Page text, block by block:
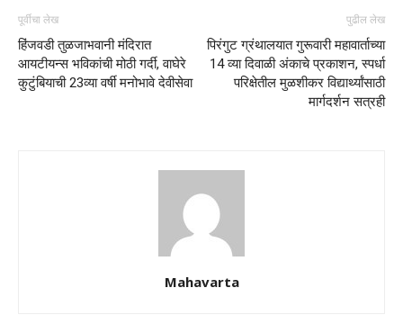
पूर्वीचा लेख
हिंजवडी तुळजाभवानी मंदिरात
आयटीयन्स भविकांची मोठी गर्दी, वाघेरे
कुटुंबियाची 23व्या वर्षी मनोभावे देवीसेवा
पुढील लेख
पिरंगुट ग्रंथालयात गुरूवारी महावार्ताच्या
14 व्या दिवाळी अंकाचे प्रकाशन, स्पर्धा
परिक्षेतील मुळशीकर विद्यार्थ्यांसाठी
मार्गदर्शन सत्रही
Mahavarta